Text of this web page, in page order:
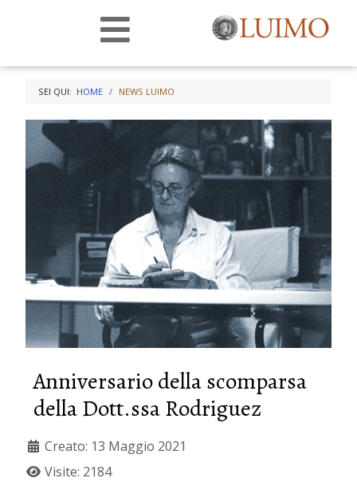
SEI QUI: HOME NEWS LUIMO
Anniversario della scomparsa
della Dott.ssa Rodriguez
Creato: 13 Maggio 2021
Visite: 2184